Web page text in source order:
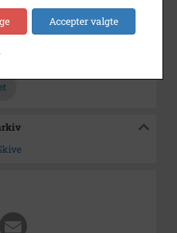
16x 24
s/h negativ
Accepter valgte